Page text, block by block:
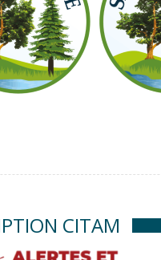
CITAM